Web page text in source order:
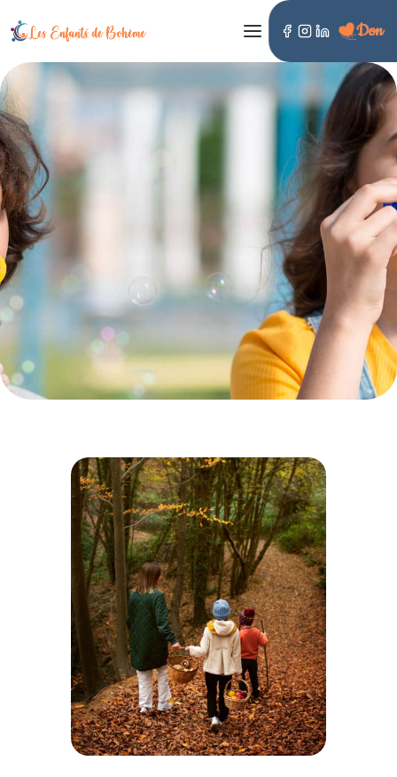
Don
LES ENFANTS DE BOHÈME